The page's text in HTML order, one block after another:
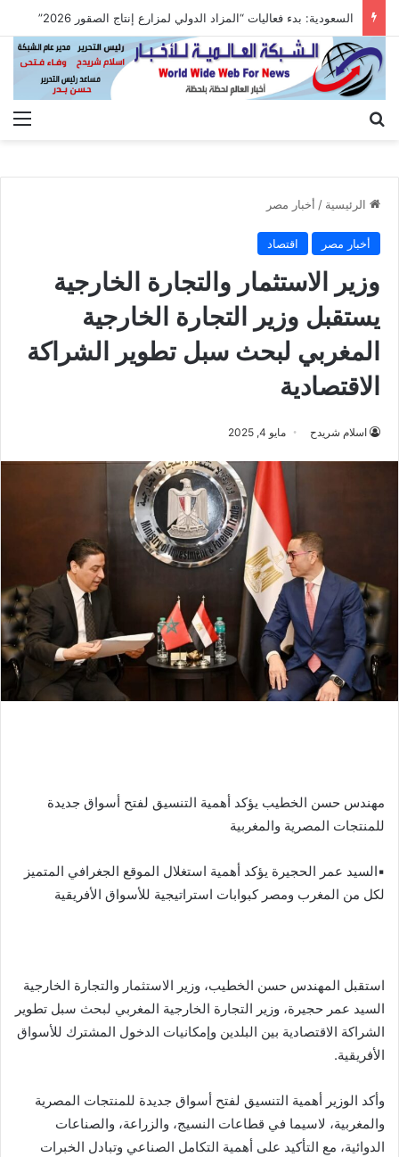
السعودية: بدء فعاليات “المزاد الدولي لمزارع إنتاج الصقور 2026”
الرئيسية / أخبار مصر
أخبار مصر اقتصاد
وزير الاستثمار والتجارة الخارجية
يستقبل وزير التجارة الخارجية
المغربي لبحث سبل تطوير الشراكة
الاقتصادية
اسلام شريدح مايو 4, 2025
مهندس حسن الخطيب يؤكد أهمية التنسيق لفتح أسواق جديدة
للمنتجات المصرية والمغربية
▪︎السيد عمر الحجيرة يؤكد أهمية استغلال الموقع الجغرافي المتميز
لكل من المغرب ومصر كبوابات استراتيجية للأسواق الأفريقية
استقبل المهندس حسن الخطيب، وزير الاستثمار والتجارة الخارجية
السيد عمر حجيرة، وزير التجارة الخارجية المغربي لبحث سبل تطوير
الشراكة الاقتصادية بين البلدين وإمكانيات الدخول المشترك للأسواق
الأفريقية.
وأكد الوزير أهمية التنسيق لفتح أسواق جديدة للمنتجات المصرية
والمغربية، لاسيما في قطاعات النسيج، والزراعة، والصناعات
الدوائية، مع التأكيد على أهمية التكامل الصناعي وتبادل الخبرات